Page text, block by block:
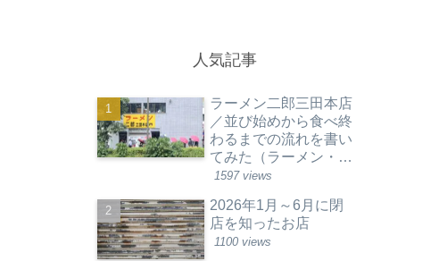
人気記事
ラーメン二郎三田本店
／並び始めから食べ終
わるまでの流れを書い
てみた（ラーメン・東
京都港区）
1597 views
2026年1月～6月に閉
店を知ったお店
1100 views